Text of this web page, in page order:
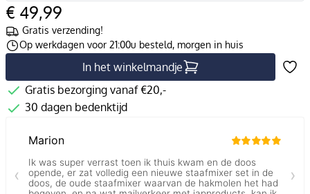
€ 49,99
Gratis verzending!
Op werkdagen voor 21:00u besteld, morgen in huis
In het winkelmandje
Gratis bezorging vanaf €20,-
30 dagen bedenktijd